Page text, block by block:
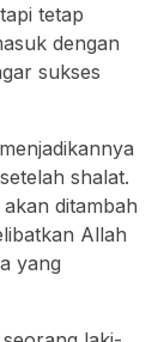
tetap
dengan
sukses
shalat.
ditambah
Allah
yang